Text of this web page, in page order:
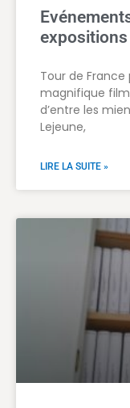
Tour de France
magnifique film
d’entre les
Lejeune,
LIRE LA SUITE »